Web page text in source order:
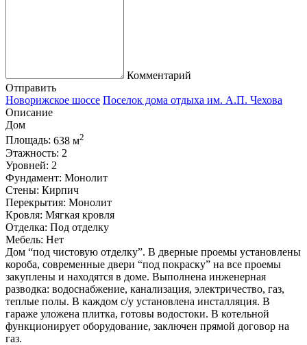
Комментарий
Отправить
Новорижское шоссе Поселок дома отдыха им. А.П. Чехова
Описание
Дом
Площадь: 638 м2
Этажность: 2
Уровней: 2
Фундамент: Монолит
Стены: Кирпич
Перекрытия: Монолит
Кровля: Мягкая кровля
Отделка: Под отделку
Мебель: Нет
Дом “под чистовую отделку”. В дверные проемы установлены
короба, современные двери “под покраску” на все проемы
закуплены и находятся в доме. Выполнена инженерная
разводка: водоснабжение, канализация, электричество, газ,
теплые полы. В каждом с/у установлена инсталляция. В
гараже уложена плитка, готовы водостоки. В котельной
функционирует оборудование, заключен прямой договор на
газ.